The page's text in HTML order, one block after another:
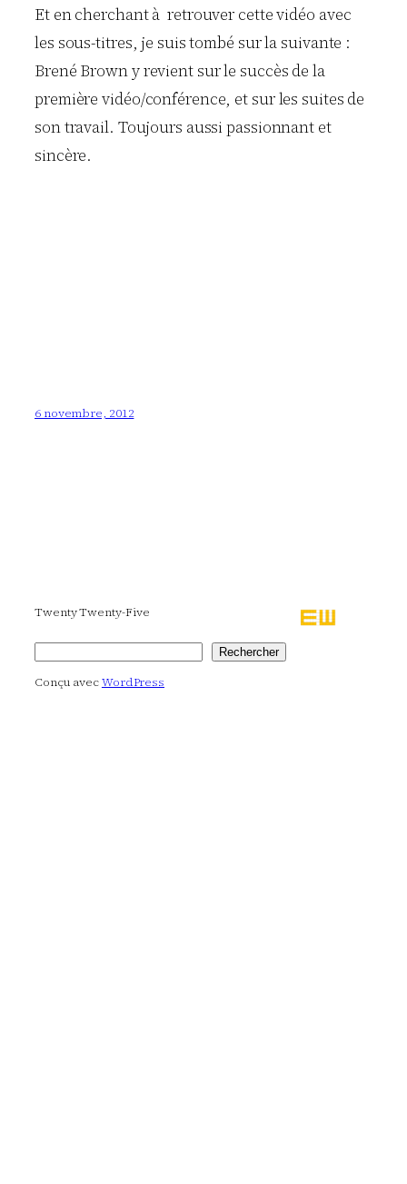
Et en cherchant à retrouver cette vidéo avec
les sous-titres, je suis tombé sur la suivante :
Brené Brown y revient sur le succès de la
première vidéo/conférence, et sur les suites de
son travail. Toujours aussi passionnant et
sincère.
6 novembre, 2012
Twenty Twenty-Five
Rechercher
Conçu avecWordPress